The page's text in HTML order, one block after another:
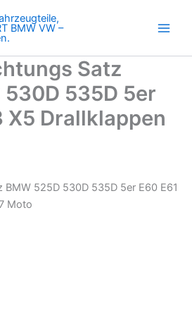
Satz
530D 535D 5er
X5 Drallklappen
BMW 525D 530D 535D 5er E60 E61
Moto